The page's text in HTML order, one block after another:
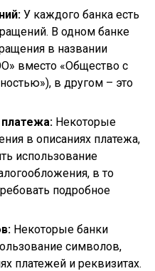
У каждого банка есть
В одном банке
в названии
вместо «Общество с
в другом – это
Некоторые
в описаниях платежа,
использование
в то
подробное
Некоторые банки
символов,
платежей и реквизитах.